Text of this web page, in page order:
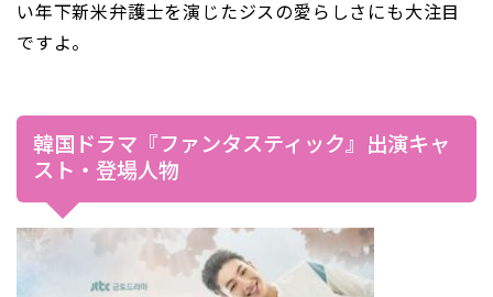
い年下新米弁護士を演じたジスの愛らしさにも大注目
ですよ。
韓国ドラマ『ファンタスティック』出演キャ
スト・登場人物